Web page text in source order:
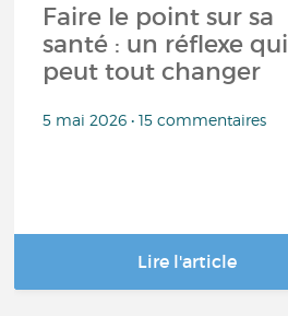
Faire le point sur sa
santé : un réflexe qui
peut tout changer
5 mai 2026 • 15 commentaires
Lire l'article